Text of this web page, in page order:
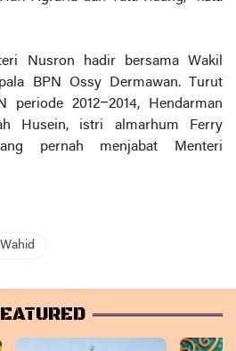
Nusron hadir bersama Wakil
BPN Ossy Dermawan. Turut
periode 2012–2014, Hendarman
Husein, istri almarhum Ferry
pernah menjabat Menteri